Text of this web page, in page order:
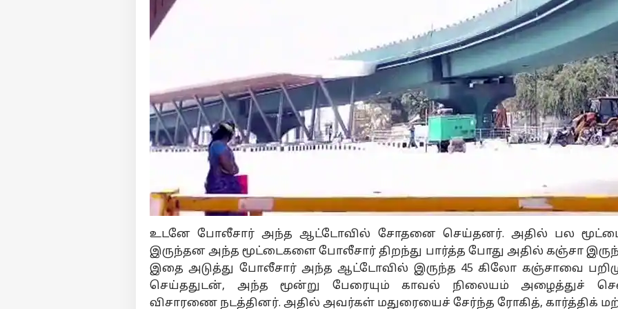
உடனே போலீசார் அந்த ஆட்டோவில் சோதனை செய்தனர். அதில் பல
இருந்தன அந்த மூட்டைகளை போலீசார் திறந்து பார்த்த போது அதில் கஞ்சா
இதை அடுத்து போலீசார் அந்த ஆட்டோவில் இருந்த 45 கிலோ கஞ்சாவை
செய்ததுடன், அந்த மூன்று பேரையும் காவல் நிலையம் அழைத்துச்
விசாரணை நடத்தினர். அதில் அவர்கள் மதுரையைச் சேர்ந்த ரோகித், கார்த்திக்
Hello Guest
எங்களிடம்
விளம்பரம் செய்ய
சுயவிவரம்
வேலைவாய்ப்புகள்
தொடர்புகொள்ள
கருத்துக்கேட்பு
தனியுரிமை
கொள்கை
பர்சனல் கார்னர்
முக்கிய கட்டுரைகள் டாப் ரீல்ஸ்
தமிழ்நாடு
Agriculture Budget:
இதெல்லாம் ஒரு
வேளாண்
பட்ஜெட்டா? ..
விஜயை விளாசிய
மு.க.ஸ்டாலின்,
வானதி!
தமிழ்நாடு
பயிர்க்கடன்
அறிவிப்பு இல்லை,
குறைக்கப்பட்ட நிதி:
வேளாண்
பட்ஜெட்டில் புதுசா
ஒண்ணுமே
இல்லை-
அன்புமணி
அரசியல்
பொன்முடியை
கைது செய்து
நேரில் ஆஜர்
படுத்துங்க.! நீதிபதி
அதிரடி உத்தரவு-
என்ன காரணம்.?
2
பட்ஜெட் பொழுதுபோக்கு